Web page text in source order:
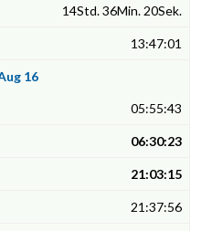
14Std. 36Min. 20Sek.
13:47:01
16
05:55:43
06:30:23
21:03:15
21:37:56